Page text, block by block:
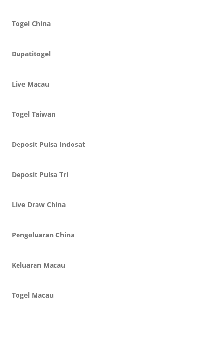
Togel China
Bupatitogel
Live Macau
Togel Taiwan
Deposit Pulsa Indosat
Deposit Pulsa Tri
Live Draw China
Pengeluaran China
Keluaran Macau
Togel Macau